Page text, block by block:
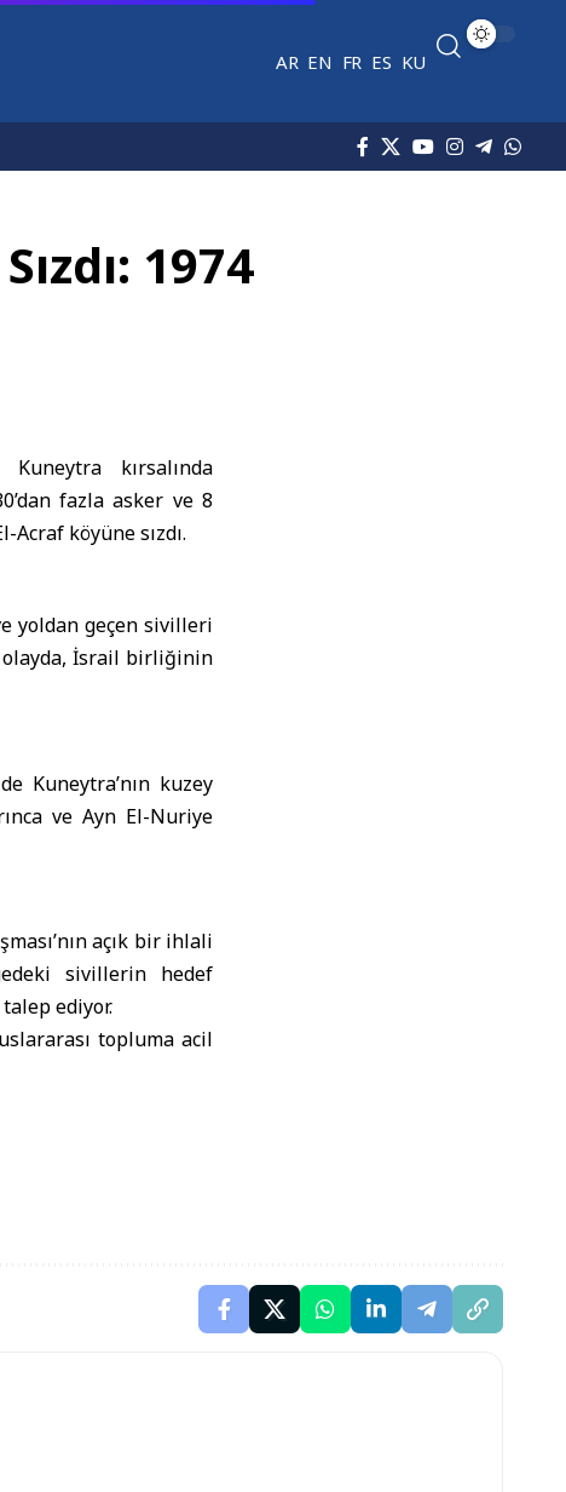
AR EN FR ES KU
1974
Kuneytra kırsalında
fazla asker ve 8
köyüne sızdı.
yoldan geçen sivilleri
olayda, İsrail birliğinin
Kuneytra’nın kuzey
ve Ayn El-Nuriye
açık bir ihlali
sivillerin hedef
ediyor.
topluma acil